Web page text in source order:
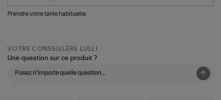
Prendre votre taille habituelle.
VOTRE CONSEILLÈRE LULLI
Une question sur ce produit ?